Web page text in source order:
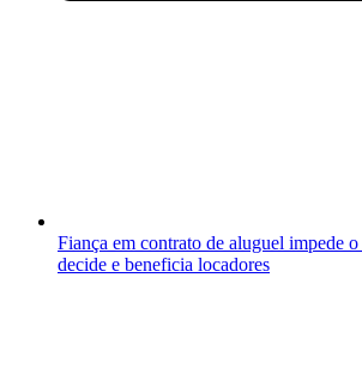
Fiança em contrato de aluguel impede
decide e beneficia locadores